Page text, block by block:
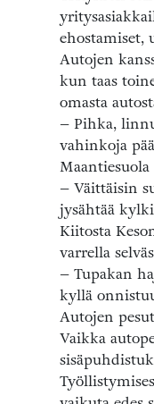
ehostamiset,
Autojen
kun taas
omasta
– Pihka,
vahinkoja
– Väittäisin
jysähtää
Kiitosta
varrella
– Tupakan
kyllä
Autojen
Vaikka